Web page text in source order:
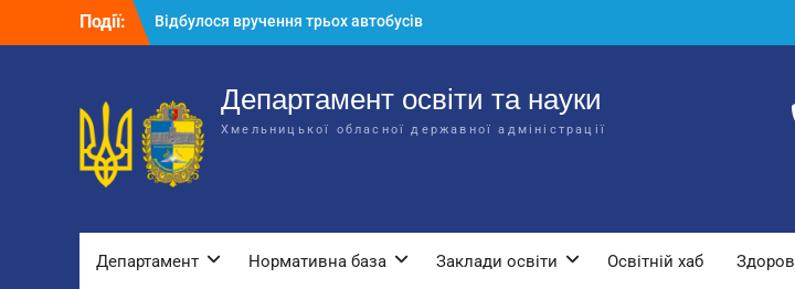
Події:
Відбулося вручення трьох автобусів
для потреб закладів освіти
Департаменту освіти та науки обласної
державної адміністрації
Відбулась обласна нарада для
відповідальних за національно-
патріотичне виховання
Департамент освіти та науки
Хмельницької обласної державної адміністрації
Департамент Нормативна база Заклади освіти Освітній хаб